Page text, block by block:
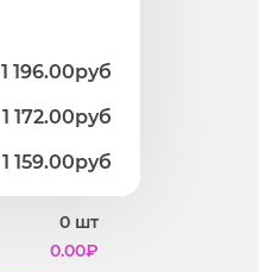
1 196.00руб
1 172.00руб
1 159.00руб
0 шт
0.00₽